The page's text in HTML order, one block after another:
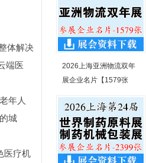
体解决
端医
年人
城
医疗机
2026上海亚洲物流双年
展企业名片【1579张